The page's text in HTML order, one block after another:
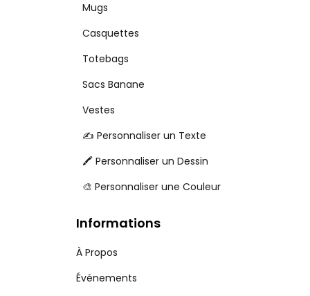
Mugs
Casquettes
Totebags
Sacs Banane
Vestes
✍️ Personnaliser un Texte
🖍️ Personnaliser un Dessin
🎨 Personnaliser une Couleur
Informations
À Propos
Événements